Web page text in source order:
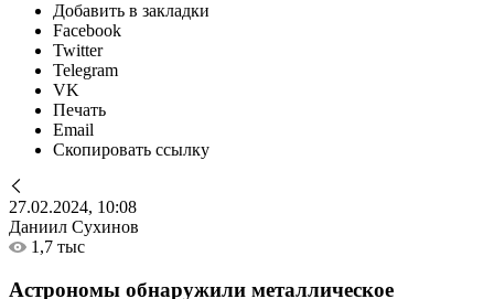
Добавить в закладки
Facebook
Twitter
Telegram
VK
Печать
Email
Скопировать ссылку
27.02.2024, 10:08
Даниил Сухинов
1,7 тыс
Астрономы обнаружили металлическое